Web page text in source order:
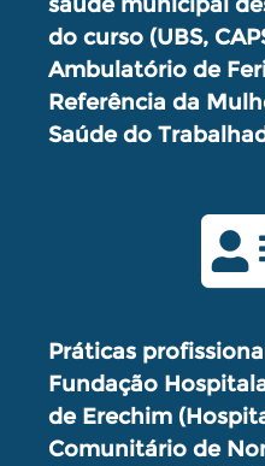
do curso (UBS,
Ambulatório de
Referência da
Saúde do
Práticas
Fundação
de Erechim
Comunitário de